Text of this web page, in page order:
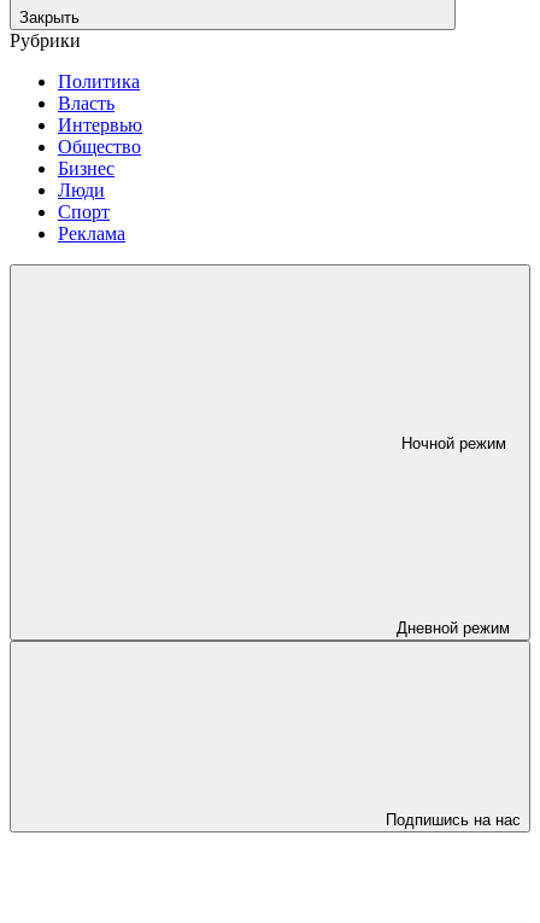
Закрыть
Рубрики
Политика
Власть
Интервью
Общество
Бизнес
Люди
Спорт
Реклама
Ночной режим
Дневной режим
Подпишись на нас